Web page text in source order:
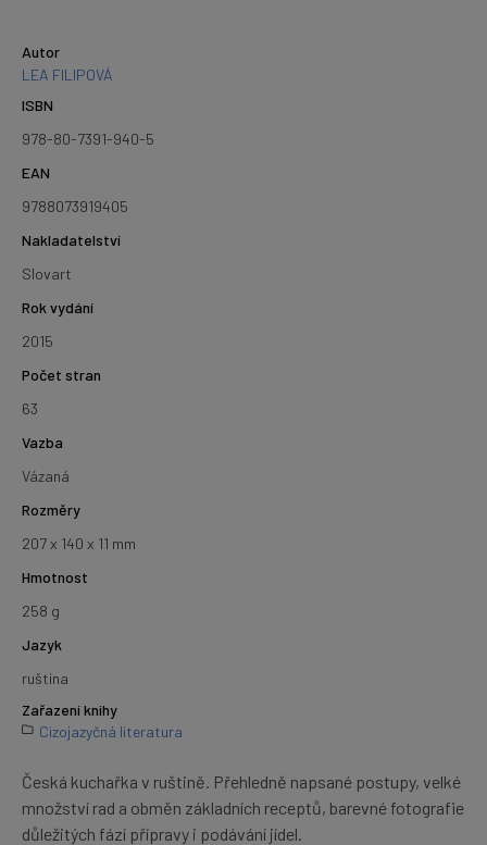
Autor
LEA FILIPOVÁ
ISBN
978-80-7391-940-5
EAN
9788073919405
Nakladatelství
Slovart
Rok vydání
2015
Počet stran
63
Vazba
Vázaná
Rozměry
207 x 140 x 11 mm
Hmotnost
258 g
Jazyk
ruština
Zařazení knihy
Cizojazyčná literatura
Česká kuchařka v ruštině. Přehledně napsané postupy, velké
množství rad a obměn základních receptů, barevné fotografie
důležitých fází přípravy i podávání jídel.